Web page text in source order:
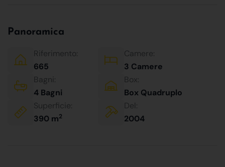
Panoramica
Riferimento:
665
Camere:
3 Camere
Bagni:
4 Bagni
Box:
Box Quadruplo
Superficie:
390 m2
Del:
2004